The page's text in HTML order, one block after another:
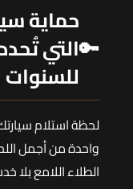
🔑
حماية
التي
للسنوات
لحظة استلام
واحدة من أجمل
الطلاء اللامع